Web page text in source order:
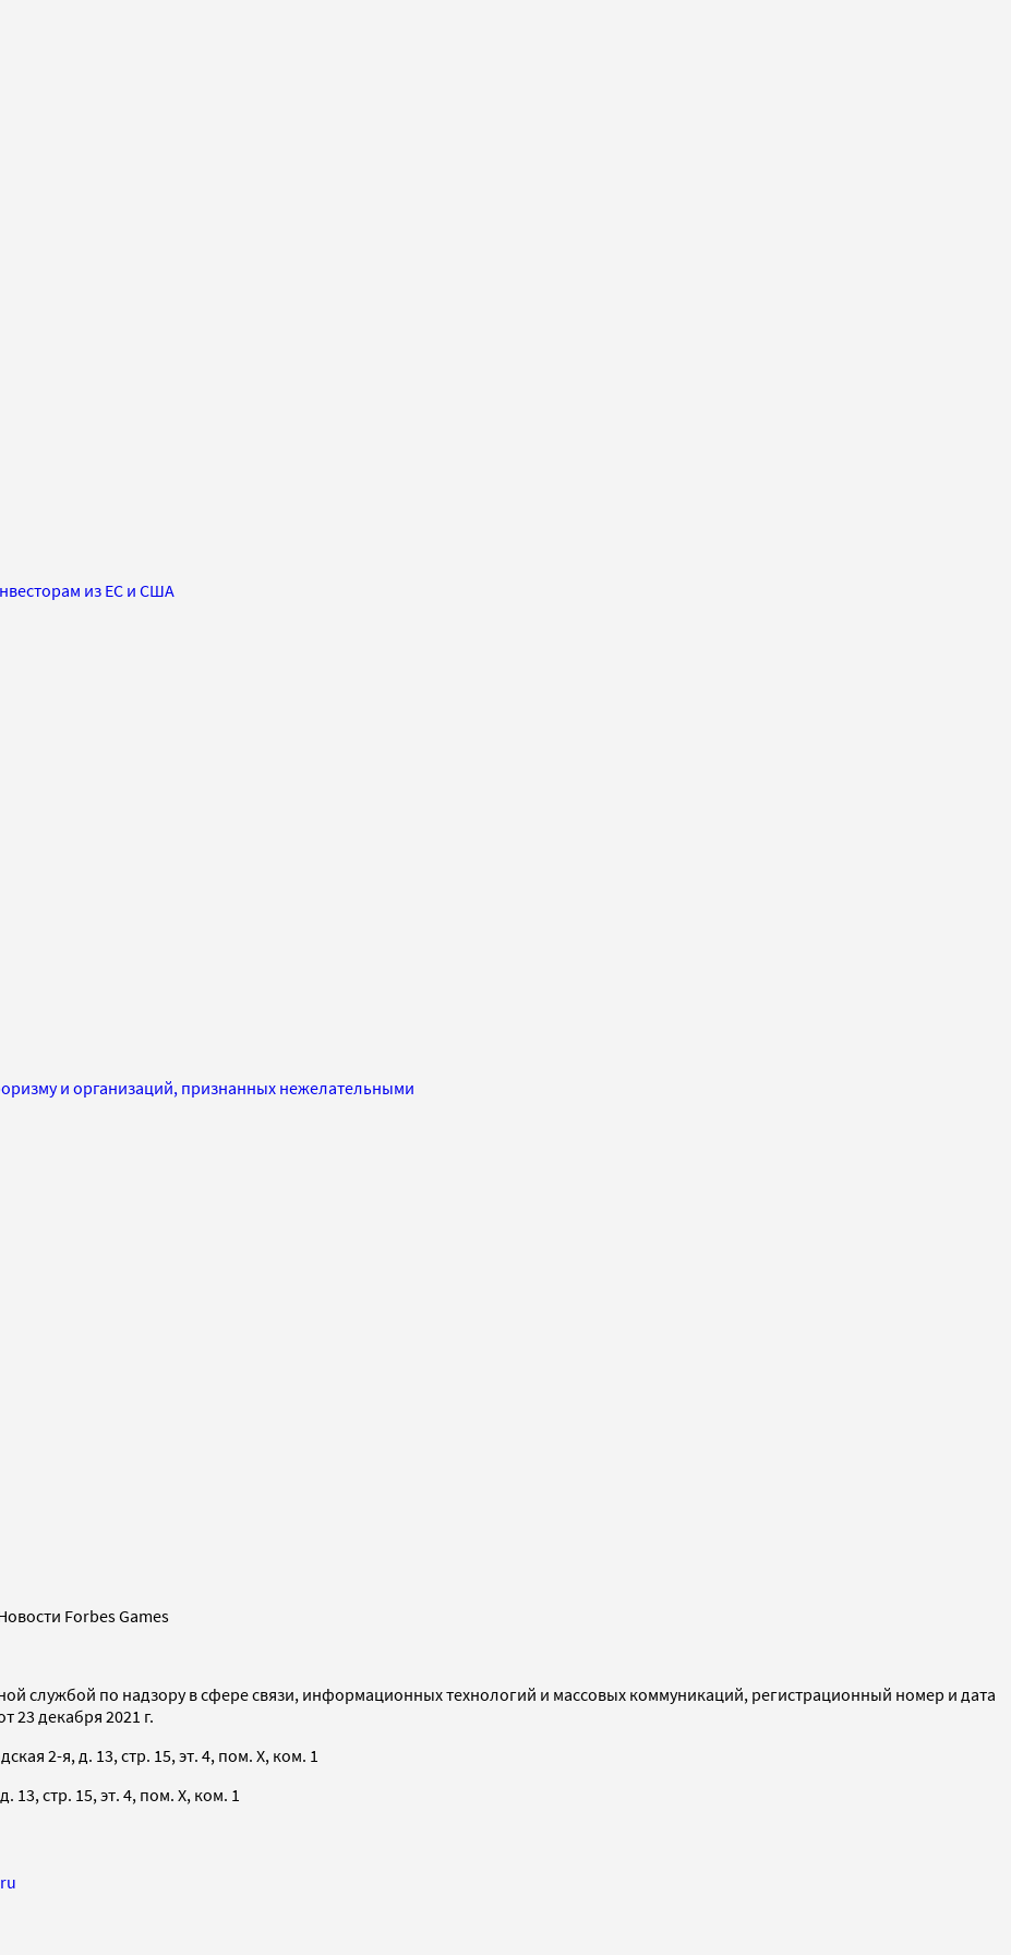
из ЕС и США
и организаций, признанных нежелательными
Forbes Games
службой по надзору в сфере связи, информационных технологий и массовых коммуникаций, регистрационный номер и дата
23 декабря 2021 г.
2-я, д. 13, стр. 15, эт. 4, пом. X, ком. 1
13, стр. 15, эт. 4, пом. X, ком. 1